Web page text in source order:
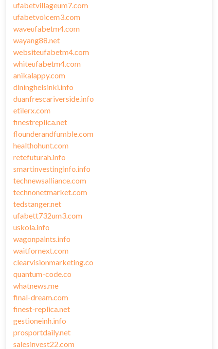
ufabetvillageum7.com
ufabetvoicem3.com
waveufabetm4.com
wayang88.net
websiteufabetm4.com
whiteufabetm4.com
anikalappy.com
dininghelsinki.info
duanfrescariverside.info
etilerx.com
finestreplica.net
flounderandfumble.com
healthohunt.com
retefuturah.info
smartinvestinginfo.info
technewsalliance.com
technonetmarket.com
tedstanger.net
ufabett732um3.com
uskola.info
wagonpaints.info
waitfornext.com
clearvisionmarketing.co
quantum-code.co
whatnews.me
final-dream.com
finest-replica.net
gestioneinh.info
prosportdaily.net
salesinvest22.com